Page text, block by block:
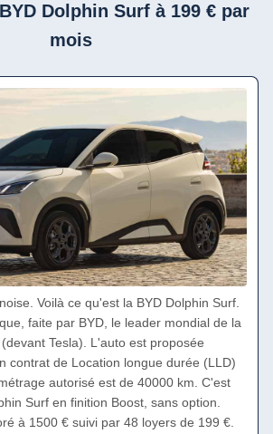
Dolphin Surf à 199 € par
mois
Voilà ce qu'est la BYD Dolphin Surf.
faite par BYD, le leader mondial de la
Tesla). L'auto est proposée
contrat de Location longue durée (LLD)
autorisé est de 40000 km. C'est
Surf en finition Boost, sans option.
à 1500 € suivi par 48 loyers de 199 €.